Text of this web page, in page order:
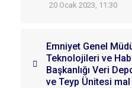
20 Ocak 2023, 11:30
Emniyet Genel
Teknolojileri ve
Başkanlığı Veri
ve Teyp Ünitesi mal